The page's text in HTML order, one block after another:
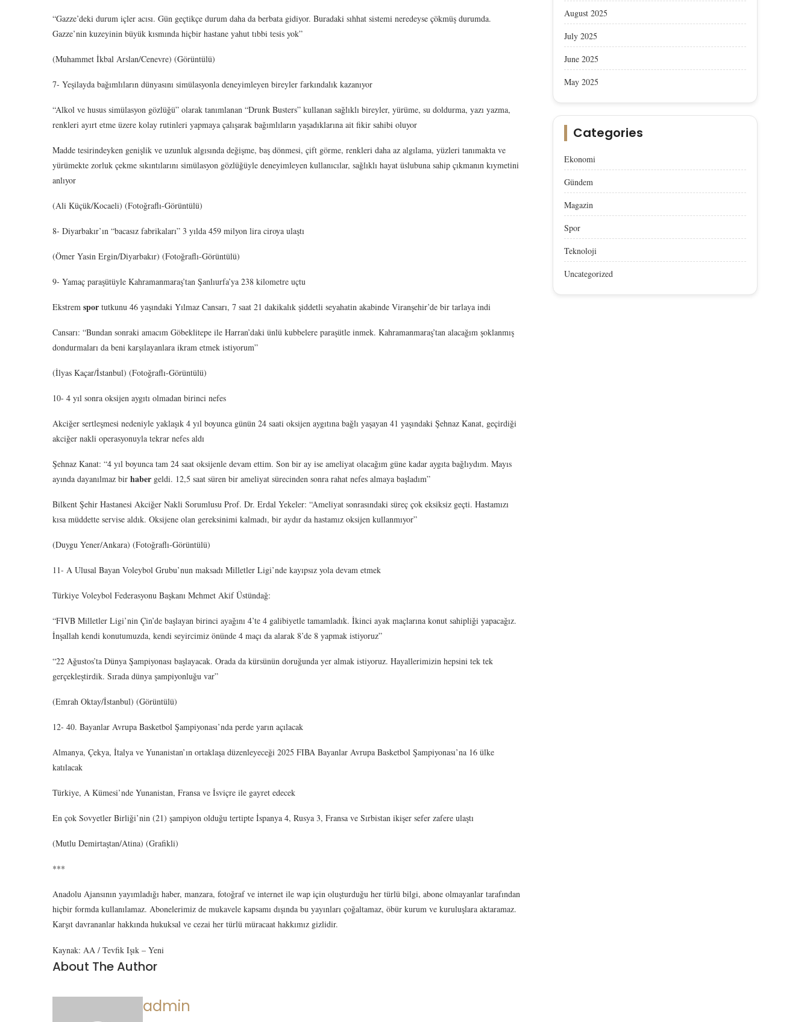
“Gazze’deki durum içler acısı. Gün geçtikçe durum daha da berbata gidiyor. Buradaki sıhhat sistemi neredeyse çökmüş durumda.
Gazze’nin kuzeyinin büyük kısmında hiçbir hastane yahut tıbbi tesis yok”
(Muhammet İkbal Arslan/Cenevre) (Görüntülü)
7- Yeşilayda bağımlıların dünyasını simülasyonla deneyimleyen bireyler farkındalık kazanıyor
“Alkol ve husus simülasyon gözlüğü” olarak tanımlanan “Drunk Busters” kullanan sağlıklı bireyler, yürüme, su doldurma, yazı yazma,
renkleri ayırt etme üzere kolay rutinleri yapmaya çalışarak bağımlıların yaşadıklarına ait fikir sahibi oluyor
Madde tesirindeyken genişlik ve uzunluk algısında değişme, baş dönmesi, çift görme, renkleri daha az algılama, yüzleri tanımakta ve
yürümekte zorluk çekme sıkıntılarını simülasyon gözlüğüyle deneyimleyen kullanıcılar, sağlıklı hayat üslubuna sahip çıkmanın kıymetini
anlıyor
(Ali Küçük/Kocaeli) (Fotoğraflı-Görüntülü)
8- Diyarbakır’ın “bacasız fabrikaları” 3 yılda 459 milyon lira ciroya ulaştı
(Ömer Yasin Ergin/Diyarbakır) (Fotoğraflı-Görüntülü)
9- Yamaç paraşütüyle Kahramanmaraş’tan Şanlıurfa’ya 238 kilometre uçtu
Ekstrem spor tutkunu 46 yaşındaki Yılmaz Cansarı, 7 saat 21 dakikalık şiddetli seyahatin akabinde Viranşehir’de bir tarlaya indi
Cansarı: “Bundan sonraki amacım Göbeklitepe ile Harran’daki ünlü kubbelere paraşütle inmek. Kahramanmaraş’tan alacağım şoklanmış
dondurmaları da beni karşılayanlara ikram etmek istiyorum”
(İlyas Kaçar/İstanbul) (Fotoğraflı-Görüntülü)
10- 4 yıl sonra oksijen aygıtı olmadan birinci nefes
Akciğer sertleşmesi nedeniyle yaklaşık 4 yıl boyunca günün 24 saati oksijen aygıtına bağlı yaşayan 41 yaşındaki Şehnaz Kanat, geçirdiği
akciğer nakli operasyonuyla tekrar nefes aldı
Şehnaz Kanat: “4 yıl boyunca tam 24 saat oksijenle devam ettim. Son bir ay ise ameliyat olacağım güne kadar aygıta bağlıydım. Mayıs
ayında dayanılmaz bir haber geldi. 12,5 saat süren bir ameliyat sürecinden sonra rahat nefes almaya başladım”
Bilkent Şehir Hastanesi Akciğer Nakli Sorumlusu Prof. Dr. Erdal Yekeler: “Ameliyat sonrasındaki süreç çok eksiksiz geçti. Hastamızı
kısa müddette servise aldık. Oksijene olan gereksinimi kalmadı, bir aydır da hastamız oksijen kullanmıyor”
(Duygu Yener/Ankara) (Fotoğraflı-Görüntülü)
11- A Ulusal Bayan Voleybol Grubu’nun maksadı Milletler Ligi’nde kayıpsız yola devam etmek
Türkiye Voleybol Federasyonu Başkanı Mehmet Akif Üstündağ:
“FIVB Milletler Ligi’nin Çin’de başlayan birinci ayağını 4’te 4 galibiyetle tamamladık. İkinci ayak maçlarına konut sahipliği yapacağız.
İnşallah kendi konutumuzda, kendi seyircimiz önünde 4 maçı da alarak 8’de 8 yapmak istiyoruz”
“22 Ağustos’ta Dünya Şampiyonası başlayacak. Orada da kürsünün doruğunda yer almak istiyoruz. Hayallerimizin hepsini tek tek
gerçekleştirdik. Sırada dünya şampiyonluğu var”
(Emrah Oktay/İstanbul) (Görüntülü)
12- 40. Bayanlar Avrupa Basketbol Şampiyonası’nda perde yarın açılacak
Almanya, Çekya, İtalya ve Yunanistan’ın ortaklaşa düzenleyeceği 2025 FIBA Bayanlar Avrupa Basketbol Şampiyonası’na 16 ülke
katılacak
Türkiye, A Kümesi’nde Yunanistan, Fransa ve İsviçre ile gayret edecek
En çok Sovyetler Birliği’nin (21) şampiyon olduğu tertipte İspanya 4, Rusya 3, Fransa ve Sırbistan ikişer sefer zafere ulaştı
(Mutlu Demirtaştan/Atina) (Grafikli)
***
Anadolu Ajansının yayımladığı haber, manzara, fotoğraf ve internet ile wap için oluşturduğu her türlü bilgi, abone olmayanlar tarafından
hiçbir formda kullanılamaz. Abonelerimiz de mukavele kapsamı dışında bu yayınları çoğaltamaz, öbür kurum ve kuruluşlara aktaramaz.
Karşıt davrananlar hakkında hukuksal ve cezai her türlü müracaat hakkımız gizlidir.
Kaynak: AA / Tevfik Işık – Yeni
About The Author
admin
August 2025
July 2025
June 2025
May 2025
Categories
Ekonomi
Gündem
Magazin
Spor
Teknoloji
Uncategorized